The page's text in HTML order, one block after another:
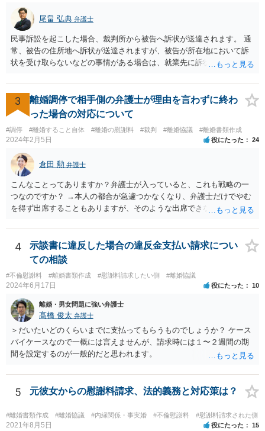
尾畠 弘典 弁護士
民事訴訟を起こした場合、裁判所から被告へ訴状が送達されます。 通
常、被告の住所地へ訴状が送達されますが、被告が所在地において訴
状を受け取らないなどの事情がある場合は、就業先に訴状が送達され
題となっているケースや、目撃者として就業先の従業員がおり、目撃
者に証言してもらうことが必要になるケースなどでは、裁判の追行
上、就業先に協力を仰がなければならない場合や、就業先の従業員に
協力を仰がなければならない場合があります。 また、仮に訴訟におい
ていくらかの賠償が認められたとして、被告がこれを任意に支払わな
い場合は、強制執行を申し立てることで債権の回収を図ることができ
ます。 例えば、被告の給料を差し押さえる場合には、裁判所から被告
の就業先に文書が送付されますので、訴訟が起こったことを事後的に
就業先が覚知することになります。 警察への被害届の提出というの
は、必須ではありません。 ただ、当然ながら強制わいせつを行ったこ
との証拠がなければ、民事訴訟で勝訴することはできません。
3
離婚調停で相手側の弁護士が理由を言わずに終わ
った場合の対応について
#調停 #離婚すること自体 #離婚の慰謝料 #裁判 #離婚協議 #離婚書類作成
2024年2月5日 役にたった 24
倉田 勲 弁護士
こんなことってありますか？弁護士が入っていると、これも戦略の一
つなのですか？ →本人の都合が急遽つかなくなり、弁護士だけでやむ
を得ず出席することもありますが、そのような出席できない理由がな
えて弁護士だけで出席する戦略は聞いたことはありません。
4
示談書に違反した場合の違反金支払い請求につい
ての相談
#不倫慰謝料 #離婚書類作成 #慰謝料請求したい側 #離婚協議
2024年6月17日 役にたった 10
離婚・男女問題に強い弁護士
髙橋 俊太 弁護士
＞だいたいどのくらいまでに支払ってもらうものでしょうか？ ケース
バイケースなので一概には言えませんが、請求時には１〜２週間の期
間を設定するのが一般的だと思われます。
5 元彼女からの慰謝料請求、法的義務と対応策は？
#離婚書類作成 #離婚協議 #内縁関係・事実婚 #不倫慰謝料 #慰謝料請求された側
2021年8月5日 役にたった 15